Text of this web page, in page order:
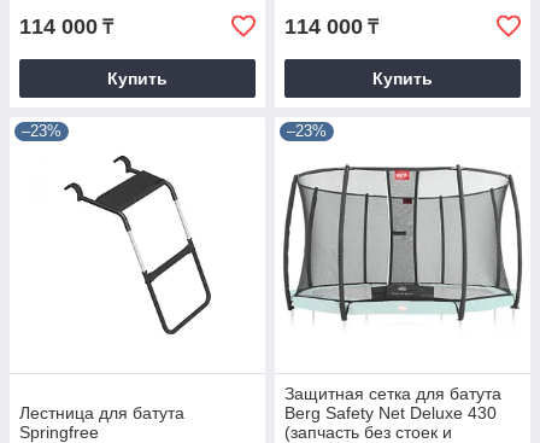
114 000 ₸
Купить
114 000 ₸
Купить
–23%
Лестница для батута
Springfree
–23%
Защитная сетка для батута
Berg Safety Net Deluxe 430
(запчасть без стоек и